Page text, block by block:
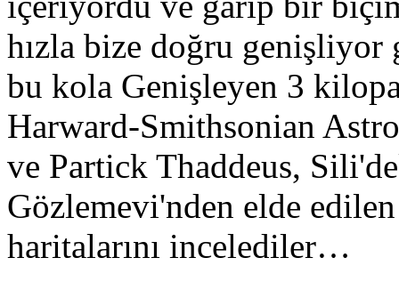
hızla bize doğru
bu kola Genişleyen 3
Harward-Smithsonian
ve Partick Thaddeus,
Gözlemevi'nden elde edilen
haritalarını incelediler…